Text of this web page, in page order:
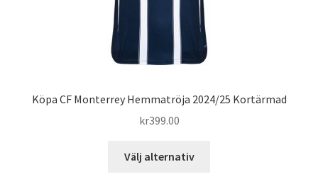
Köpa CF Monterrey Hemmatröja 2024/25 Kortärmad
kr399.00
Välj alternativ